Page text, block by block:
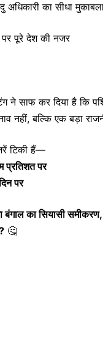
का सीधा
पर पूरे देश की नजर
ने साफ कर दिया है कि
नहीं, बल्कि एक बड़ा
टिकी हैं—
प्रतिशत पर
पर
बंगाल का सियासी
🤔